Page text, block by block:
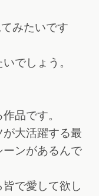
みたいです
でしょう。
品です。
大活躍する最
ンがあるんで
で愛して欲し